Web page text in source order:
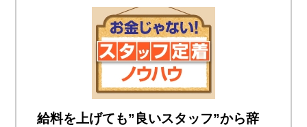
給料を上げても”良いスタッフ”から辞